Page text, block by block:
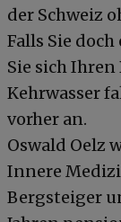
der Schweiz
Falls Sie
Sie sich
Kehrwasser
vorher an.
Oswald Oelz
Innere
Bergsteiger